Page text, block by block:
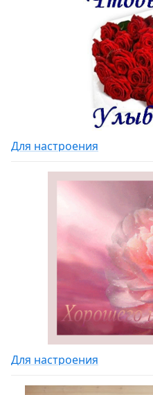
Для настроения
Для настроения